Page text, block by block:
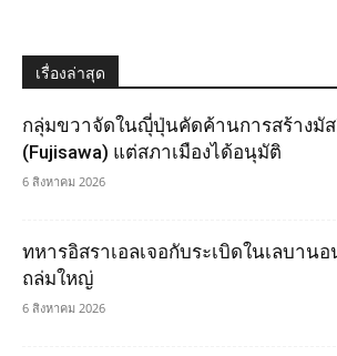
เรื่องล่าสุด
กลุ่มขวาจัดในญุี่ปุ่นคัดค้านการสร้างมั
(Fujisawa) แต่สภาเมืองได้อนุมัติ
6 สิงหาคม 2026
ทหารอิสราเอลเจอกับระเบิดในเลบาน
ถล่มใหญ่
6 สิงหาคม 2026